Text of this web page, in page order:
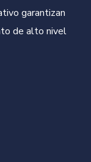
garantizan
de alto nivel